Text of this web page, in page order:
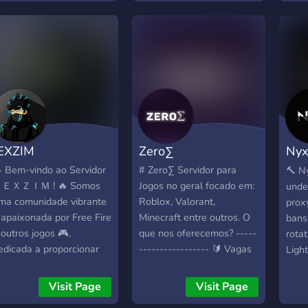
Bem-vindo ao Servidor
ＸＺＩＭ ! 🔥 Somos
comunidade vibrante
por Free Fire
jogos 🎮,
a proporcionar
todos os jogadores,
novatos até
Visit Page
Zero∑
# Zero∑ Servidor para
Jogos no geral focado em:
Roblox, Valorant,
Minecraft entre outros. O
que nos oferecemos? -----
----------------- 🔰 Vagas
Economia 📢 Patrocinios
Abertos 🔊 Musicas nas
Visit Page
🔨